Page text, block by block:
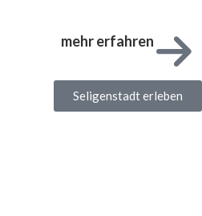
mehr erfahren
Seligenstadt erleben